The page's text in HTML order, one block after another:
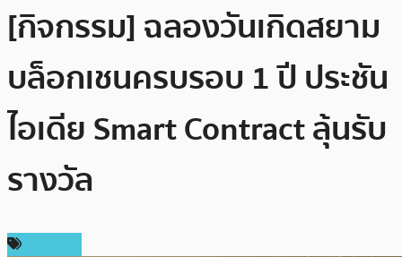
[กิจกรรม] ฉลองวันเกิดสยาม
บล็อกเชนครบรอบ 1 ปี ประชัน
ไอเดีย Smart Contract ลุ้นรับ
รางวัล